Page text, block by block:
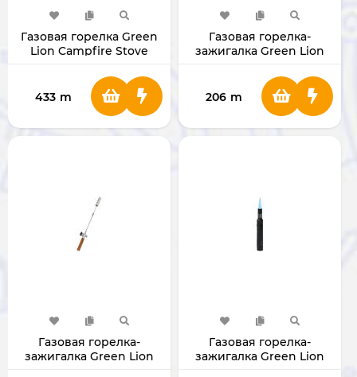
Газовая горелка Green
Lion Campfire Stove
433 m
Газовая горелка-
зажигалка Green Lion
[GNFIRFLMEXBK]
206 m
Газовая горелка-
зажигалка Green Lion
Газовая горелка-
зажигалка Green Lion